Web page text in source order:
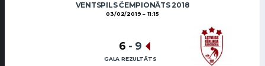
VENTSPILS ČEMPIONĀTS 2018
03/02/2019 11:15
6 - 9
GALA REZULTĀTS